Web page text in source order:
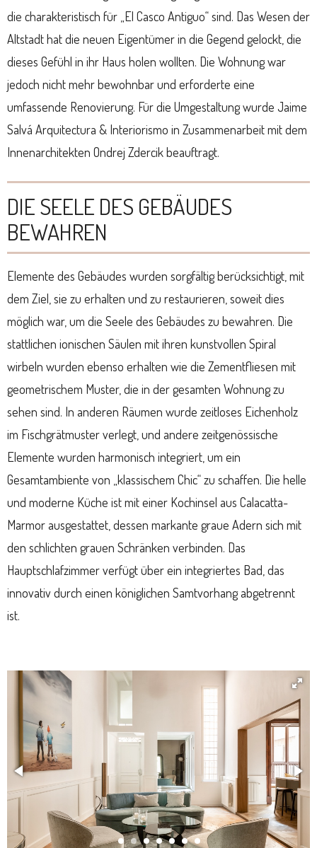
die charakteristisch für „El Casco Antiguo“ sind. Das Wesen der
Altstadt hat die neuen Eigentümer in die Gegend gelockt, die
dieses Gefühl in ihr Haus holen wollten. Die Wohnung war
jedoch nicht mehr bewohnbar und erforderte eine
umfassende Renovierung. Für die Umgestaltung wurde Jaime
Salvá Arquitectura & Interiorismo in Zusammenarbeit mit dem
Innenarchitekten Ondrej Zdercik beauftragt.
DIE SEELE DES GEBÄUDES
BEWAHREN
Elemente des Gebäudes wurden sorgfältig berücksichtigt, mit
dem Ziel, sie zu erhalten und zu restaurieren, soweit dies
möglich war, um die Seele des Gebäudes zu bewahren. Die
stattlichen ionischen Säulen mit ihren kunstvollen Spiral
wirbeln wurden ebenso erhalten wie die Zementfliesen mit
geometrischem Muster, die in der gesamten Wohnung zu
sehen sind. In anderen Räumen wurde zeitloses Eichenholz
im Fischgrätmuster verlegt, und andere zeitgenössische
Elemente wurden harmonisch integriert, um ein
Gesamtambiente von „klassischem Chic“ zu schaffen. Die helle
und moderne Küche ist mit einer Kochinsel aus Calacatta-
Marmor ausgestattet, dessen markante graue Adern sich mit
den schlichten grauen Schränken verbinden. Das
Hauptschlafzimmer verfügt über ein integriertes Bad, das
innovativ durch einen königlichen Samtvorhang abgetrennt
ist.